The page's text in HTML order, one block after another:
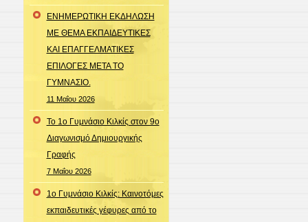
ΕΝΗΜΕΡΩΤΙΚΗ ΕΚΔΗΛΩΣΗ
ΜΕ ΘΕΜΑ ΕΚΠΑΙΔΕΥΤΙΚΕΣ
ΚΑΙ ΕΠΑΓΓΕΛΜΑΤΙΚΕΣ
ΕΠΙΛΟΓΕΣ ΜΕΤΑ ΤΟ
ΓΥΜΝΑΣΙΟ.
11 Μαΐου 2026
Το 1ο Γυμνάσιο Κιλκίς στον 9ο
Διαγωνισμό Δημιουργικής
Γραφής
7 Μαΐου 2026
1ο Γυμνάσιο Κιλκίς: Καινοτόμες
εκπαιδευτικές γέφυρες από το